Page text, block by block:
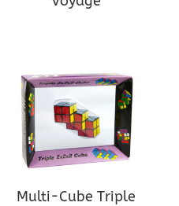
Multi-Cube Triple